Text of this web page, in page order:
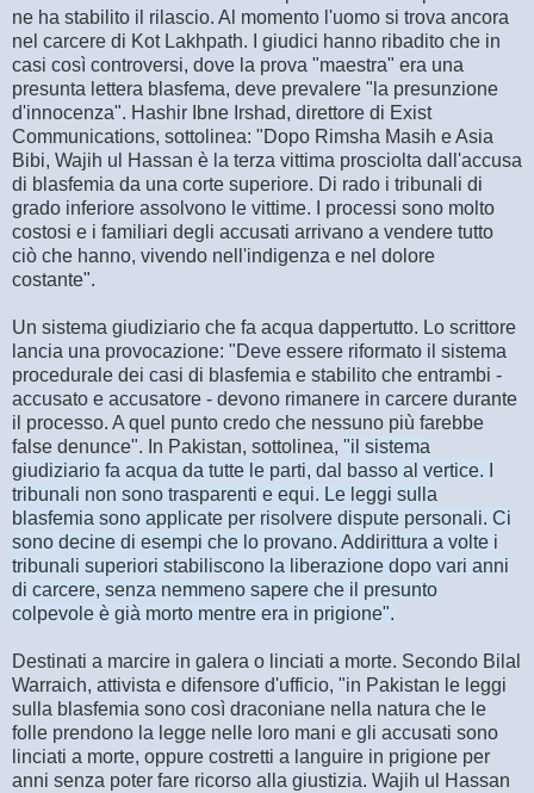
ne ha stabilito il rilascio. Al momento l'uomo si trova ancora
nel carcere di Kot Lakhpath. I giudici hanno ribadito che in
casi così controversi, dove la prova "maestra" era una
presunta lettera blasfema, deve prevalere "la presunzione
d'innocenza". Hashir Ibne Irshad, direttore di Exist
Communications, sottolinea: "Dopo Rimsha Masih e Asia
Bibi, Wajih ul Hassan è la terza vittima prosciolta dall'accusa
di blasfemia da una corte superiore. Di rado i tribunali di
grado inferiore assolvono le vittime. I processi sono molto
costosi e i familiari degli accusati arrivano a vendere tutto
ciò che hanno, vivendo nell'indigenza e nel dolore
costante".
Un sistema giudiziario che fa acqua dappertutto. Lo scrittore
lancia una provocazione: "Deve essere riformato il sistema
procedurale dei casi di blasfemia e stabilito che entrambi -
accusato e accusatore - devono rimanere in carcere durante
il processo. A quel punto credo che nessuno più farebbe
false denunce". In Pakistan, sottolinea, "il sistema
giudiziario fa acqua da tutte le parti, dal basso al vertice. I
tribunali non sono trasparenti e equi. Le leggi sulla
blasfemia sono applicate per risolvere dispute personali. Ci
sono decine di esempi che lo provano. Addirittura a volte i
tribunali superiori stabiliscono la liberazione dopo vari anni
di carcere, senza nemmeno sapere che il presunto
colpevole è già morto mentre era in prigione".
Destinati a marcire in galera o linciati a morte. Secondo Bilal
Warraich, attivista e difensore d'ufficio, "in Pakistan le leggi
sulla blasfemia sono così draconiane nella natura che le
folle prendono la legge nelle loro mani e gli accusati sono
linciati a morte, oppure costretti a languire in prigione per
anni senza poter fare ricorso alla giustizia. Wajih ul Hassan